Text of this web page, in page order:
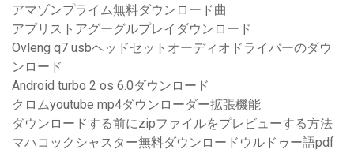
アマゾンプライム無料ダウンロード曲
アプリストアグーグルプレイダウンロード
Ovleng q7 usbヘッドセットオーディオドライバーのダウ
ンロード
Android turbo 2 os 6.0ダウンロード
クロムyoutube mp4ダウンローダー拡張機能
ダウンロードする前にzipファイルをプレビューする方法
マハコックシャスター無料ダウンロードウルドゥー語pdf